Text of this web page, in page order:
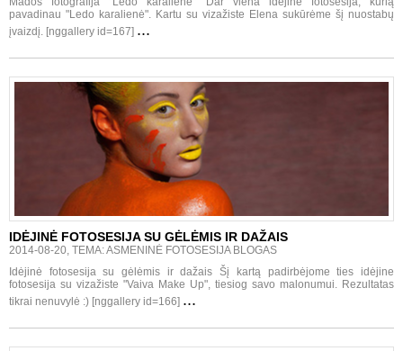
pavadinau "Ledo karalienė". Kartu su vizažiste Elena sukūrėme šį nuostabų
įvaizdį. [nggallery id=167] ...
IDĖJINĖ FOTOSESIJA SU GĖLĖMIS IR DAŽAIS
2014-08-20, TEMA: ASMENINĖ FOTOSESIJA BLOGAS
Idėjinė fotosesija su gėlėmis ir dažais Šį kartą padirbėjome ties idėjine
fotosesija su vizažiste "Vaiva Make Up", tiesiog savo malonumui. Rezultatas
tikrai nenuvylė :) [nggallery id=166] ...